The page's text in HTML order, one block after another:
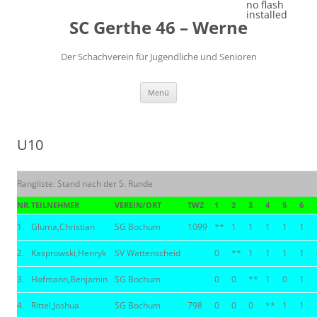
SC Gerthe 46 – Werne
Der Schachverein für Jugendliche und Senioren
Menü
U10
Rangliste: Stand nach der 5. Runde
NR.TEILNEHMER VEREIN/ORT TWZ 1 2 3 4 5 6
1. Gluma,Christian SG Bochum 1099 ** 1 1 1 1 1
2. Kasprowski,Henryk SV Wattenscheid 0 ** 1 1 1 1
3. Hofmann,Benjamin SG Bochum 0 0 ** 1 0 1
4. Rittel,Joshua SG Bochum 798 0 0 0 ** 1 1
no flash
installed